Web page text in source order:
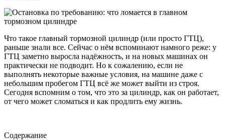
Что такое главный тормозной цилиндр (или просто ГТЦ),
раньше знали все. Сейчас о нём вспоминают намного реже: у
ГТЦ заметно выросла надёжность, и на новых машинах он
практически не подводит. Но к сожалению, если не
выполнять некоторые важные условия, на машине даже с
небольшим пробегом ГТЦ всё же может выйти из строя.
Сегодня вспомним о том, что это за цилиндр, как он работает,
от чего может сломаться и как продлить ему жизнь.
Содержание